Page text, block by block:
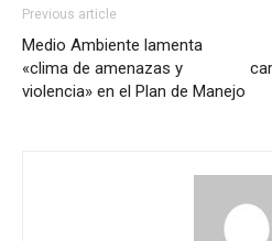
Previous article
Medio Ambiente lamenta
«clima de amenazas y
violencia» en el Plan de Manejo